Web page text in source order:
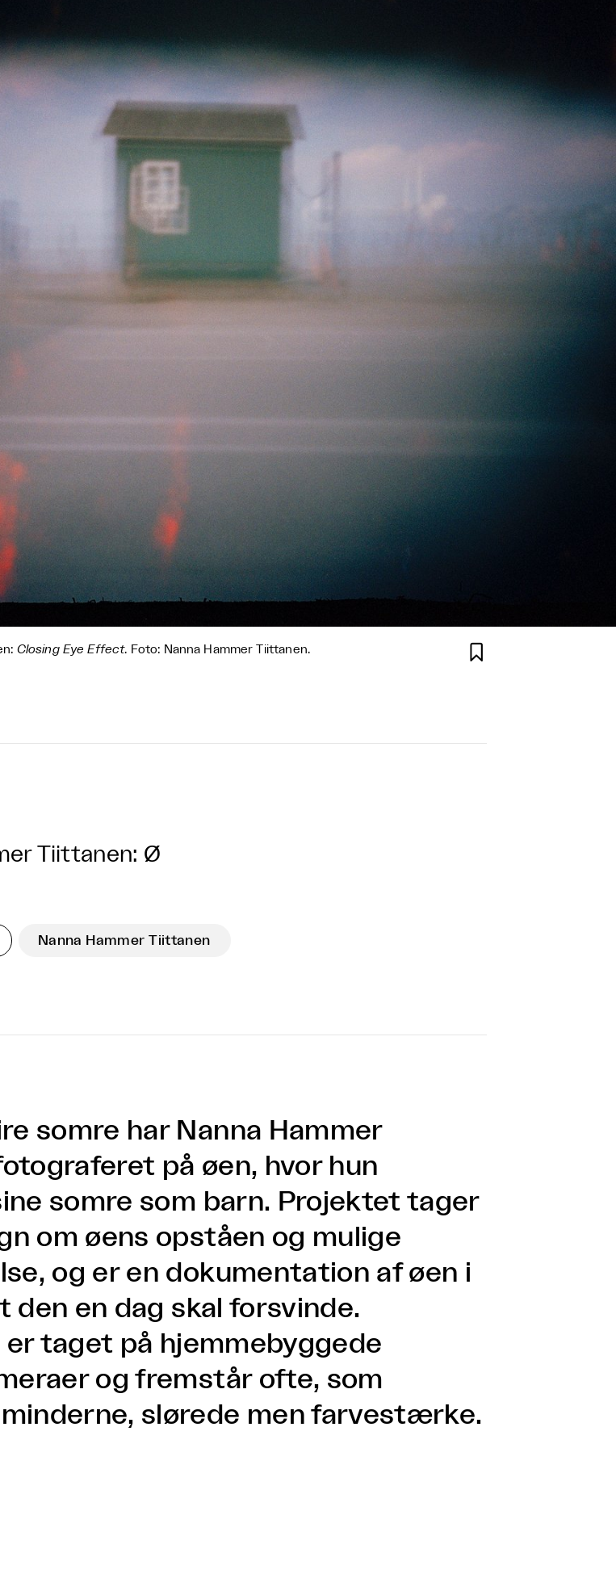
Closing Eye Effect. Foto: Nanna Hammer Tiittanen. 
Tiittanen: Ø
Nanna Hammer Tiittanen
somre har Nanna Hammer
på øen, hvor hun
somre som barn. Projektet tager
om øens opståen og mulige
og er en dokumentation af øen i
den en dag skal forsvinde.
er taget på hjemmebyggede
og fremstår ofte, som
slørede men farvestærke.